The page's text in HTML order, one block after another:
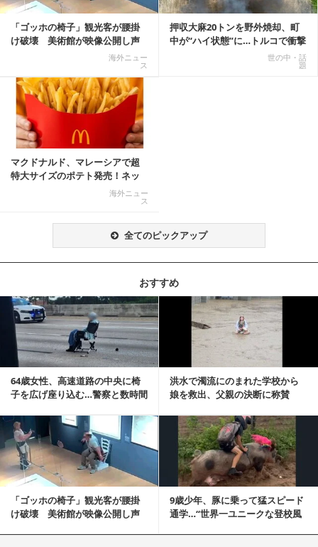
「ゴッホの椅子」観光客が腰掛
け破壊 美術館が映像公開し声
海外ニュー
ス
押収大麻20トンを野外焼却、町
中が“ハイ状態”に…トルコで衝撃
世の中・話
題
マクドナルド、マレーシアで超
特大サイズのポテト発売！ネッ
海外ニュー
ス
全てのピックアップ
おすすめ
64歳女性、高速道路の中央に椅
子を広げ座り込む…警察と数時間
洪水で濁流にのまれた学校から
娘を救出、父親の決断に称賛
記事を読む
「ゴッホの椅子」観光客が腰掛
け破壊 美術館が映像公開し声
9歳少年、豚に乗って猛スピード
通学…“世界一ユニークな登校風
記事を読む